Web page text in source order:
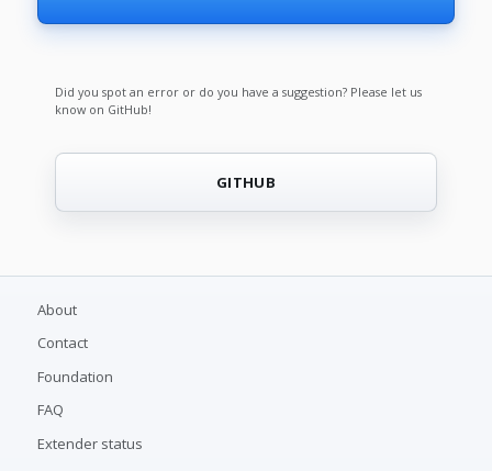
Did you spot an error or do you have a suggestion? Please let us
know on GitHub!
GITHUB
About
Contact
Foundation
FAQ
Extender status